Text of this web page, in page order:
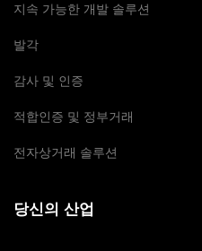
지속 가능한 개발 솔루션
발각
감사 및 인증
적합인증 및 정부거래
전자상거래 솔루션
당신의 산업